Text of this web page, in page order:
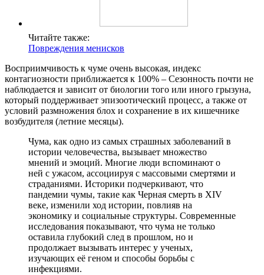
Читайте также:
Повреждения менисков
Восприимчивость к чуме очень высокая, индекс
контагиозности приближается к 100% – Сезонность почти не
наблюдается и зависит от биологии того или иного грызуна,
который поддерживает эпизоотический процесс, а также от
условий размножения блох и сохранение в их кишечнике
возбудителя (летние месяцы).
Чума, как одно из самых страшных заболеваний в
истории человечества, вызывает множество
мнений и эмоций. Многие люди вспоминают о
ней с ужасом, ассоциируя с массовыми смертями и
страданиями. Историки подчеркивают, что
пандемии чумы, такие как Черная смерть в XIV
веке, изменили ход истории, повлияв на
экономику и социальные структуры. Современные
исследования показывают, что чума не только
оставила глубокий след в прошлом, но и
продолжает вызывать интерес у ученых,
изучающих её геном и способы борьбы с
инфекциями.